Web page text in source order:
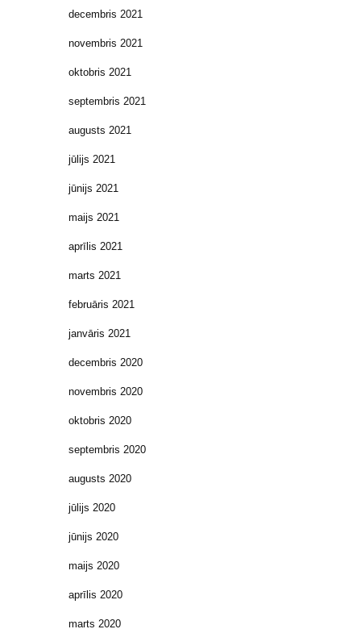
decembris 2021
novembris 2021
oktobris 2021
septembris 2021
augusts 2021
jūlijs 2021
jūnijs 2021
maijs 2021
aprīlis 2021
marts 2021
februāris 2021
janvāris 2021
decembris 2020
novembris 2020
oktobris 2020
septembris 2020
augusts 2020
jūlijs 2020
jūnijs 2020
maijs 2020
aprīlis 2020
marts 2020